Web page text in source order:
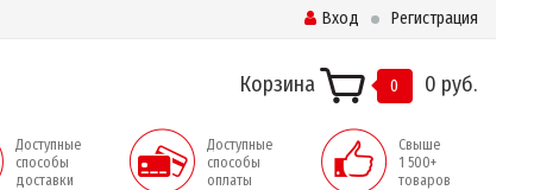
Вход Регистрация
Корзина 0 0 руб.
Доступные
способы
доставки
Доступные
способы
оплаты
Свыше
1 500+
товаров